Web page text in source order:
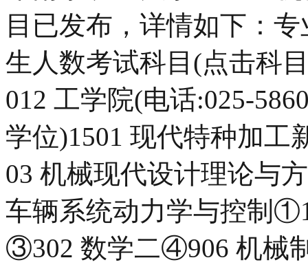
目已发布，详情如下：
生人数考试科目(点击科
012 工学院(电话:025-
学位)1501 现代特种加工
03 机械现代设计理论与
车辆系统动力学与控制
③302 数学二④906 机械